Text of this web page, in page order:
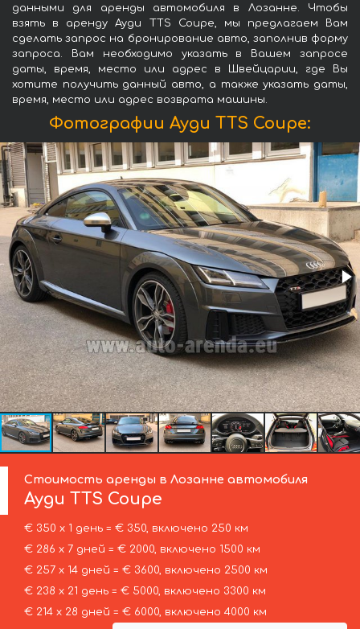
данными для аренды автомобиля в Лозанне. Чтобы
взять в аренду Ауди TTS Coupe, мы предлагаем Вам
сделать запрос на бронирование авто, заполнив форму
запроса. Вам необходимо указать в Вашем запросе
даты, время, место или адрес в Швейцарии, где Вы
хотите получить данный авто, а также указать даты,
время, место или адрес возврата машины.
Фотографии Ауди TTS Coupe:
Стоимость аренды в Лозанне автомобиля
Ауди TTS Coupe
€ 350 х 1 день = € 350, включено 250 км
€ 286 х 7 дней = € 2000, включено 1500 км
€ 257 х 14 дней = € 3600, включено 2500 км
€ 238 х 21 день = € 5000, включено 3300 км
€ 214 х 28 дней = € 6000, включено 4000 км